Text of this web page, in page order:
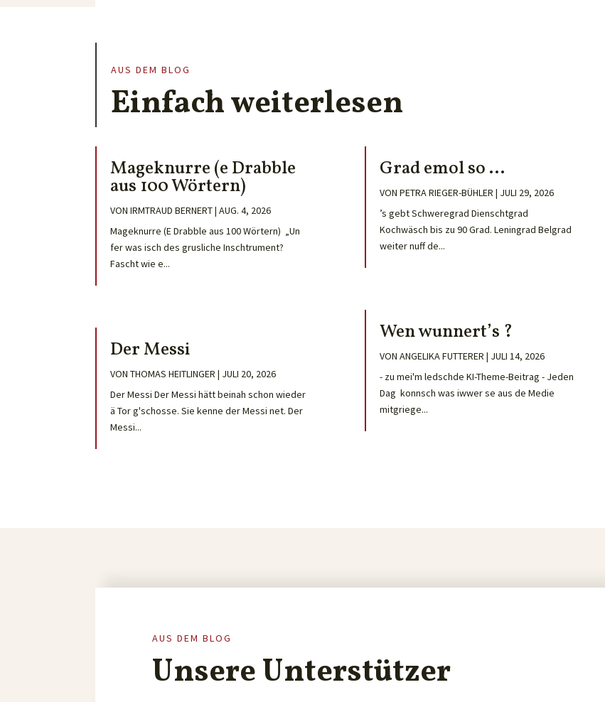
AUS DEM BLOG
Einfach weiterlesen
Mageknurre (e Drabble
aus 100 Wörtern)
VONIRMTRAUD BERNERT|AUG. 4, 2026
Mageknurre (E Drabble aus 100 Wörtern) „Un
fer was isch des grusliche Inschtrument?
Fascht wie e...
Der Messi
VONTHOMAS HEITLINGER | JULI 20, 2026
Der Messi Der Messi hätt beinah schon wieder
ä Tor g'schosse. Sie kenne der Messi net. Der
Messi...
Grad emol so …
VON PETRA RIEGER-BÜHLER | JULI 29, 2026
’s gebt Schweregrad Dienschtgrad
Kochwäsch bis zu 90 Grad. Leningrad Belgrad
weiter nuff de...
Wen wunnert’s ?
VON ANGELIKA FUTTERER | JULI 14, 2026
- zu mei'm ledschde KI-Theme-Beitrag - Jeden
Dag konnsch was iwwer se aus de Medie
mitgriege...
AUS DEM BLOG
Unsere Unterstützer